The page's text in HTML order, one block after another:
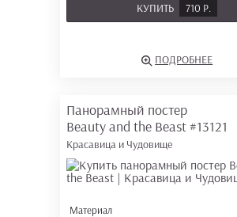
КУПИТЬ 710 Р.
ПОДРОБНЕЕ
Панорамный постер
Beauty and the Beast #13121
Красавица и Чудовище
Материал